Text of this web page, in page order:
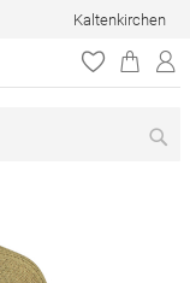
Kaltenkirchen